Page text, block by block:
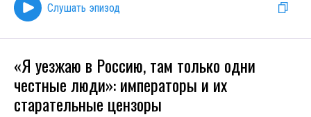
Слушать эпизод
«Я уезжаю в Россию, там только одни
честные люди»: императоры и их
старательные цензоры